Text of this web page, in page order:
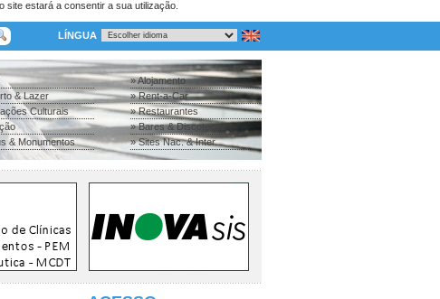
site estará a consentir a sua utilização.
LÍNGUA
& Lazer
Culturais
& Monumentos
» Alojamento
» Rent-a-Car
» Restaurantes
» Bares & Discotecas
» Sites Nac. & Inter.